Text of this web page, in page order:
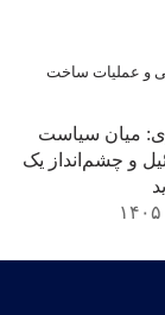
میان سیاست
و چشم‌انداز یک